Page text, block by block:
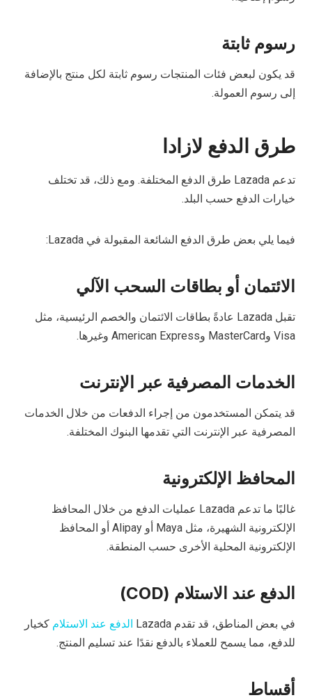
رسوم ثابتة
قد يكون لبعض فئات المنتجات رسوم ثابتة لكل منتج بالإضافة
إلى رسوم العمولة.
طرق الدفع لازادا
تدعم Lazada طرق الدفع المختلفة. ومع ذلك، قد تختلف
خيارات الدفع حسب البلد.
فيما يلي بعض طرق الدفع الشائعة المقبولة في Lazada:
الائتمان أو بطاقات السحب الآلي
تقبل Lazada عادةً بطاقات الائتمان والخصم الرئيسية، مثل
Visa وMasterCard وAmerican Express وغيرها.
الخدمات المصرفية عبر الإنترنت
قد يتمكن المستخدمون من إجراء الدفعات من خلال الخدمات
المصرفية عبر الإنترنت التي تقدمها البنوك المختلفة.
المحافظ الإلكترونية
غالبًا ما تدعم Lazada عمليات الدفع من خلال المحافظ
الإلكترونية الشهيرة، مثل Maya أو Alipay أو المحافظ
الإلكترونية المحلية الأخرى حسب المنطقة.
الدفع عند الاستلام (COD)
في بعض المناطق، قد تقدم Lazada الدفع عند الاستلام كخيار
للدفع، مما يسمح للعملاء بالدفع نقدًا عند تسليم المنتج.
أقساط